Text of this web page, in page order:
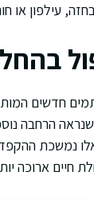
עילפון או
חדשים
הרחבה
נמשכת
חיים ארוכה